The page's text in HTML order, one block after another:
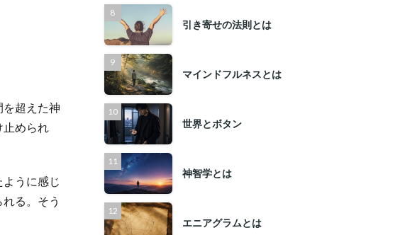
超えた神
止められ
うに感じ
る。そう
引き寄せの法則とは
マインドフルネスとは
世界とボタン
神智学とは
エニアグラムとは